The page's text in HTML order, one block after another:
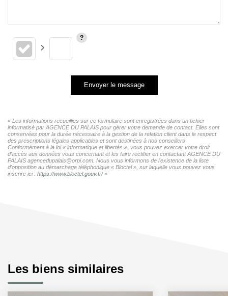
Envoyer le message
« Les informations recueillies sur ce formulaire sont enregistrées dans un fichier
informatisé par AGENCE DU PALAIS pour gérer votre demande de contact. Elles sont
conservées pour la durée nécessaire à la gestion de la relation client dans le respect
des prescriptions légales applicables et sont destinées à nos conseillers
Conformément à la loi « informatique et libertés », vous pouvez exercer votre droit
d'accès aux données vous concernant et les faire rectifier en contactant AGENCE DU
PALAIS agencedupalais@orpi.com. Nous vous informons de l'existence de la liste
d'opposition au démarchage téléphonique « Bloctel », sur laquelle vous pouvez vous
inscrire ici : https://www.bloctel.gouv.fr/»
Les biens similaires